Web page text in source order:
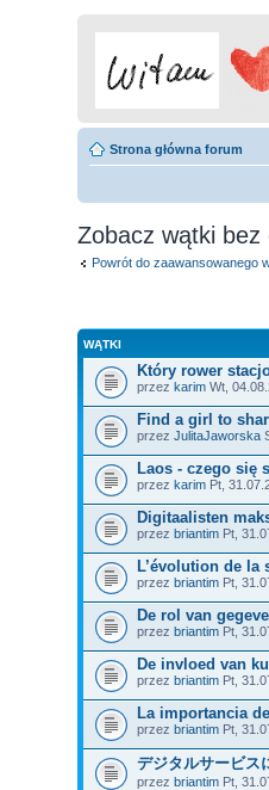
Strona główna forum
Zobacz wątki bez
Powrót do zaawansowanego
WĄTKI
Który rower
przez karim Wt,
Find a girl to
przez JulitaJaworska
Laos - czego się
przez karim Pt,
Digitaalisten
przez briantim Pt,
L’évolution de la
przez briantim Pt,
De rol van
przez briantim Pt,
De invloed van
przez briantim Pt,
La importancia
przez briantim Pt,
デジタルサービス
przez briantim Pt,